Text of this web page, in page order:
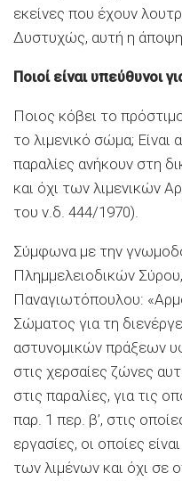
εκείνες που έχουν
Δυστυχώς, αυτή η
Ποιοί είναι υπεύθυνοι
Ποιος κόβει το
το λιμενικό σώμα; Είναι
παραλίες ανήκουν στη
και όχι των λιμενικών
του ν.δ. 444/1970).
Σύμφωνα με την
Πλημμελειοδικών
Παναγιωτόπουλου:
Σώματος για τη
αστυνομικών πράξεων
στις χερσαίες ζώνες
στις παραλίες, για τις
παρ. 1 περ. β’, στις
εργασίες, οι οποίες
των λιμένων και όχι σε